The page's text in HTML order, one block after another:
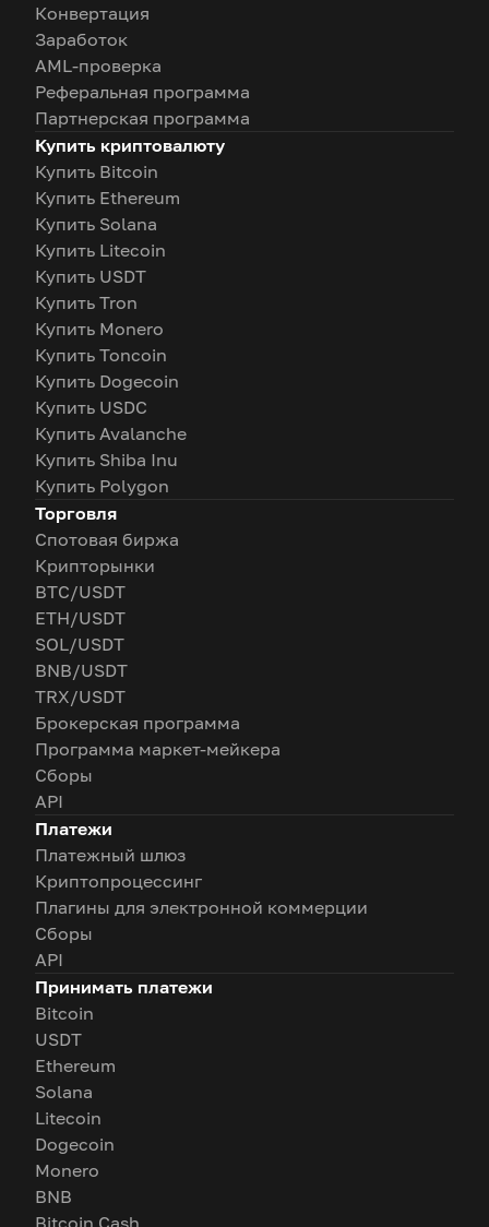
Конвертация
Заработок
AML-проверка
Реферальная программа
Партнерская программа
Купить криптовалюту
Купить Bitcoin
Купить Ethereum
Купить Solana
Купить Litecoin
Купить USDT
Купить Tron
Купить Monero
Купить Toncoin
Купить Dogecoin
Купить USDC
Купить Avalanche
Купить Shiba Inu
Купить Polygon
Торговля
Спотовая биржа
Крипторынки
BTC/USDT
ETH/USDT
SOL/USDT
BNB/USDT
TRX/USDT
Брокерская программа
Программа маркет-мейкера
Сборы
API
Платежи
Платежный шлюз
Криптопроцессинг
Плагины для электронной коммерции
Сборы
API
Принимать платежи
Bitcoin
USDT
Ethereum
Solana
Litecoin
Dogecoin
Monero
BNB